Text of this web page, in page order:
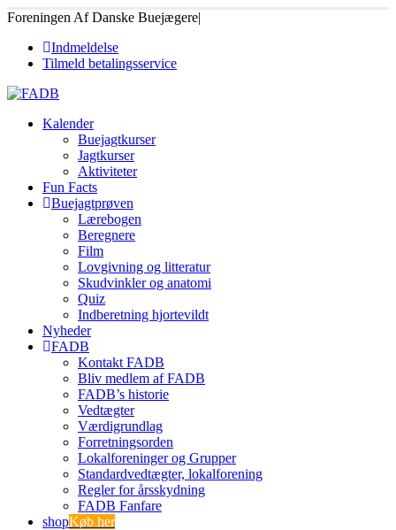
Foreningen Af Danske Buejægere|
Indmeldelse
Tilmeld betalingsservice
Kalender
Buejagtkurser
Jagtkurser
Aktiviteter
Fun Facts
Buejagtprøven
Lærebogen
Beregnere
Film
Lovgivning og litteratur
Skudvinkler og anatomi
Quiz
Indberetning hjortevildt
Nyheder
FADB
Kontakt FADB
Bliv medlem af FADB
FADB’s historie
Vedtægter
Værdigrundlag
Forretningsorden
Lokalforeninger og Grupper
Standardvedtægter, lokalforening
Regler for årsskydning
FADB Fanfare
shopKøb her